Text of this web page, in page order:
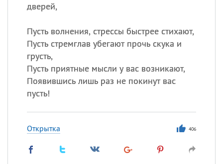
дверей,
Пусть волнения, стрессы быстрее стихают,
Пусть стремглав убегают прочь скука и
грусть,
Пусть приятные мысли у вас возникают,
Появившись лишь раз не покинут вас
пусть!
Открытка 406
Сегодня празднуют именины
Анна
Посмотреть значениеи